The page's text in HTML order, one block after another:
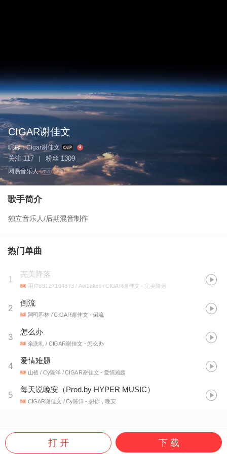
CIGAR谢佳文
昵称：Cigar谢佳文
关注 117 粉丝 1309
网易音乐人 作词 作曲
歌手简介
独立音乐人/后期混音制作
热门单曲
1
完美降落
用户69127104873 / Aw1akes / CIGAR谢佳文 - 完美降落
2
倒流
阿司匹林 / CIGAR谢佳文 - 倒流
3
怎么办
余洗礼 / CIGAR谢佳文 - 怎么办
4
爱情难题
山楂 / Cy陈洋 / CIGAR谢佳文 - 爱情难题
5
每天说晚安（Prod.by HYPER MUSIC）
CIGAR谢佳文 / Cy陈洋 - 想你，晚安
打 开 下 载